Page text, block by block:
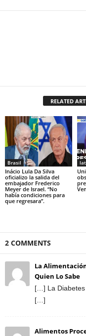
RELATED
Brasil
Inácio Lula Da Silva
oficializo la salida del
embajador Frederico
Meyer de Israel. “No
había condiciones para
que regresara”.
2 COMMENTS
La
Quien Lo Sabe
[…] La Diabetes
[…]
Alimentos